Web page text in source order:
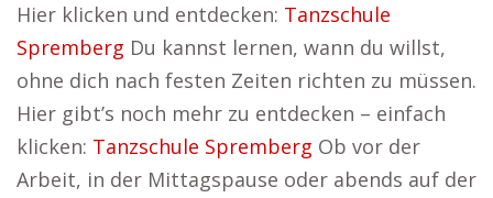
Hier klicken und entdecken: Tanzschule
Spremberg Du kannst lernen, wann du willst,
ohne dich nach festen Zeiten richten zu müssen.
Hier gibt’s noch mehr zu entdecken – einfach
klicken: Tanzschule Spremberg Ob vor der
Arbeit, in der Mittagspause oder abends auf der